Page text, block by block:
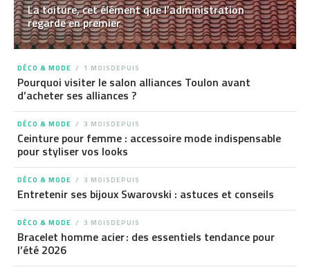
La toiture, cet élément que l’administration
regarde en premier
DÉCO & MODE 1 MOISDEPUIS
Pourquoi visiter le salon alliances Toulon avant
d’acheter ses alliances ?
DÉCO & MODE 3 MOISDEPUIS
Ceinture pour femme : accessoire mode indispensable
pour styliser vos looks
DÉCO & MODE 3 MOISDEPUIS
Entretenir ses bijoux Swarovski : astuces et conseils
DÉCO & MODE 3 MOISDEPUIS
Bracelet homme acier : des essentiels tendance pour
l’été 2026